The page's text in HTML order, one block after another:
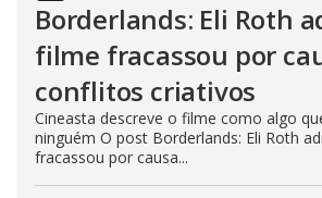
Borderlands: Eli Roth
filme fracassou por
conflitos criativos
Cineasta descreve o filme como algo
ninguém O post Borderlands: Eli Roth
fracassou por causa...